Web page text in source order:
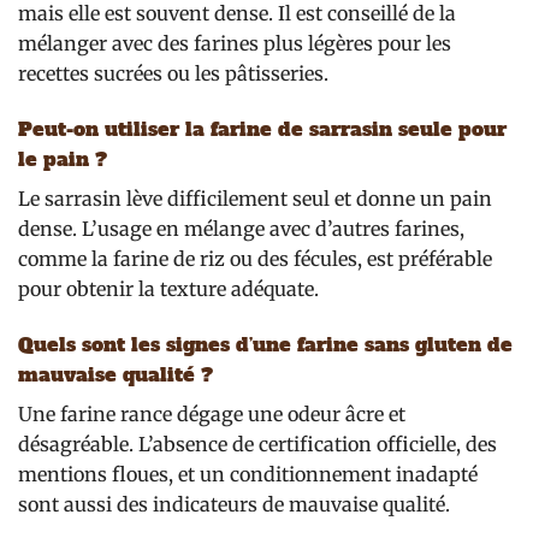
mais elle est souvent dense. Il est conseillé de la
mélanger avec des farines plus légères pour les
recettes sucrées ou les pâtisseries.
Peut-on utiliser la farine de sarrasin seule pour
le pain ?
Le sarrasin lève difficilement seul et donne un pain
dense. L’usage en mélange avec d’autres farines,
comme la farine de riz ou des fécules, est préférable
pour obtenir la texture adéquate.
Quels sont les signes d’une farine sans gluten de
mauvaise qualité ?
Une farine rance dégage une odeur âcre et
désagréable. L’absence de certification officielle, des
mentions floues, et un conditionnement inadapté
sont aussi des indicateurs de mauvaise qualité.